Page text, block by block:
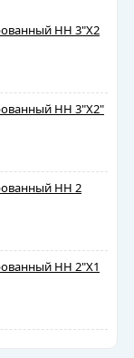
HH 3"X2
HH 3"X2"
HH 2
HH 2"X1